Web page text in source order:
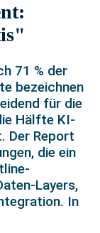
71 % der
bezeichnen
für die
Hälfte KI-
Der Report
die ein
Layers,
In